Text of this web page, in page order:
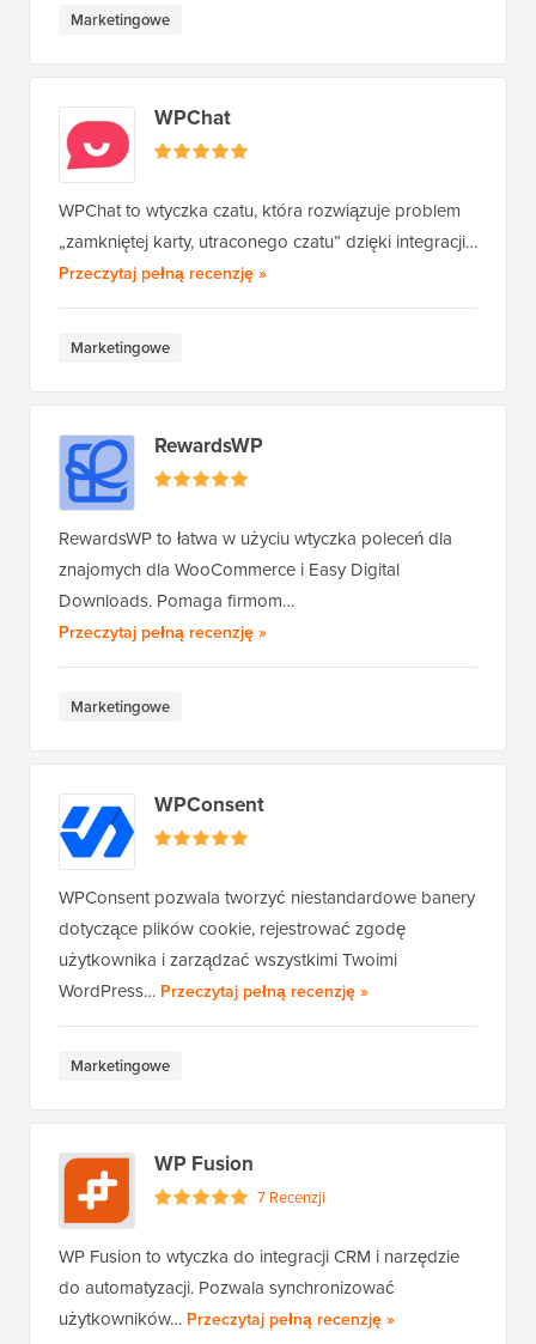
Marketingowe
WPChat
WPChat to wtyczka czatu, która rozwiązuje problem
„zamkniętej karty, utraconego czatu” dzięki integracji…
Przeczytaj pełną recenzjęWPChat
»
Marketingowe
RewardsWP
RewardsWP to łatwa w użyciu wtyczka poleceń dla
znajomych dla WooCommerce i Easy Digital
Downloads. Pomaga firmom…
Przeczytaj pełną recenzjęRewardsWP
»
Marketingowe
WPConsent
WPConsent pozwala tworzyć niestandardowe banery
dotyczące plików cookie, rejestrować zgodę
użytkownika i zarządzać wszystkimi Twoimi
WordPress… Przeczytaj pełną recenzjęWPConsent
»
Marketingowe
WP Fusion
7 Recenzji
WP Fusion to wtyczka do integracji CRM i narzędzie
do automatyzacji. Pozwala synchronizować
użytkowników… Przeczytaj pełną recenzjęWP Fusion
»